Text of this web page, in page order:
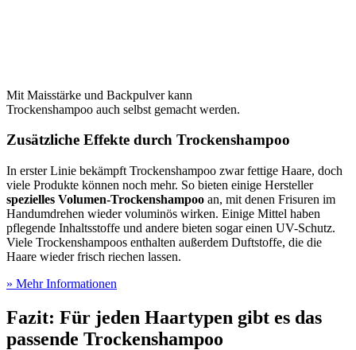
Mit Maisstärke und Backpulver kann
Trockenshampoo auch selbst gemacht werden.
Zusätzliche Effekte durch Trockenshampoo
In erster Linie bekämpft Trockenshampoo zwar fettige Haare, doch
viele Produkte können noch mehr. So bieten einige Hersteller
spezielles Volumen-Trockenshampoo an, mit denen Frisuren im
Handumdrehen wieder voluminös wirken. Einige Mittel haben
pflegende Inhaltsstoffe und andere bieten sogar einen UV-Schutz.
Viele Trockenshampoos enthalten außerdem Duftstoffe, die die
Haare wieder frisch riechen lassen.
» Mehr Informationen
Fazit: Für jeden Haartypen gibt es das
passende Trockenshampoo